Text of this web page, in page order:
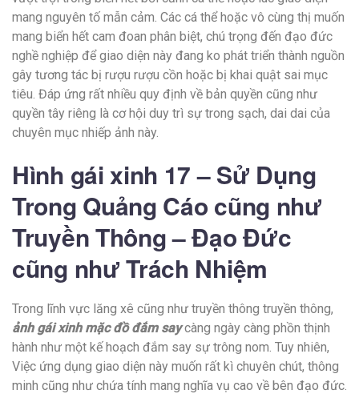
mang nguyên tố mẫn cảm. Các cá thể hoặc vô cùng thị muốn
mang biển hết cam đoan phân biệt, chú trọng đến đạo đức
nghề nghiệp để giao diện này đang ko phát triển thành nguồn
gây tương tác bị rượu rượu cồn hoặc bị khai quật sai mục
tiêu. Đáp ứng rất nhiều quy định về bản quyền cũng như
quyền tây riêng là cơ hội duy trì sự trong sạch, dai dai của
chuyên mục nhiếp ảnh này.
Hình gái xinh 17 – Sử Dụng
Trong Quảng Cáo cũng như
Truyền Thông – Đạo Đức
cũng như Trách Nhiệm
Trong lĩnh vực lăng xê cũng như truyền thông truyền thông,
ảnh gái xinh mặc đồ đắm saycàng ngày càng phồn thịnh
hành như một kế hoạch đắm say sự trông nom. Tuy nhiên,
Việc ứng dụng giao diện này muốn rất kì chuyên chút, thông
minh cũng như chứa tính mang nghĩa vụ cao về bên đạo đức.